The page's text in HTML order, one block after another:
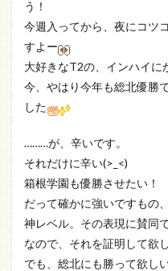
う！
今週入ってから、夜にコツ
すよー
大好きなT2の、インハイに
今、やはり今年も総北優勝
した
………が、辛いです。
それだけに辛い(>_<)
箱根学園も優勝させたい！
だって確かに強いですもの
神レベル。その表現に賛同
なので、それを証明して欲
でも、総北にも勝って欲し